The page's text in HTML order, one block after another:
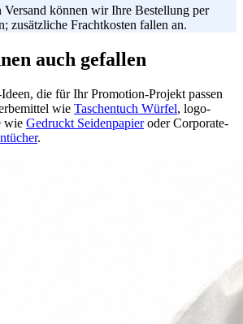
Versand können wir Ihre Bestellung per
zusätzliche Frachtkosten fallen an.
auch gefallen
die für Ihr Promotion-Projekt passen
wie Taschentuch Würfel, logo-
wie Gedruckt Seidenpapieroder Corporate-
.